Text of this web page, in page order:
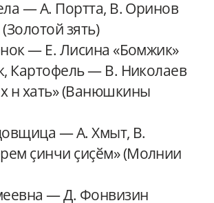
— А. Портта, В. Оринов
зять)
— Е. Лисина «Бомжик»
Картофель — В. Николаев
н хать» (Ванюшкины
— А. Хмыт, В.
ҫинчи ҫиҫӗм» (Молнии
— Д. Фонвизин